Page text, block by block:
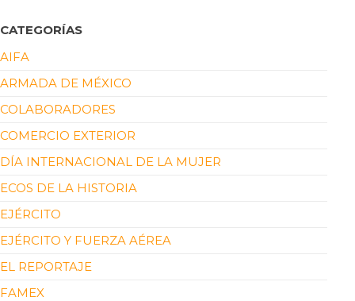
CATEGORÍAS
AIFA
ARMADA DE MÉXICO
COLABORADORES
COMERCIO EXTERIOR
DÍA INTERNACIONAL DE LA MUJER
ECOS DE LA HISTORIA
EJÉRCITO
EJÉRCITO Y FUERZA AÉREA
EL REPORTAJE
FAMEX